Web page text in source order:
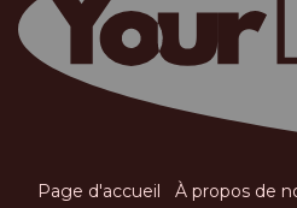
Page d'accueil À propos de